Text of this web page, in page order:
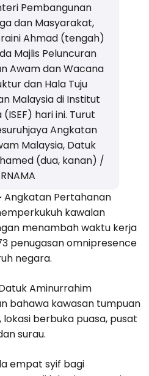
Pembangunan
dan Masyarakat,
Ahmad (tengah)
Majlis Peluncuran
Awam dan Wacana
dan Hala Tuju
Malaysia di Institut
hari ini. Turut
Angkatan
Malaysia, Datuk
(dua, kanan) /
Angkatan Pertahanan
kawalan
menambah waktu kerja
penugasan omnipresence
negara.
Aminurrahim
bahawa kawasan tumpuan
berbuka puasa, pusat
surau.
empat syif bagi